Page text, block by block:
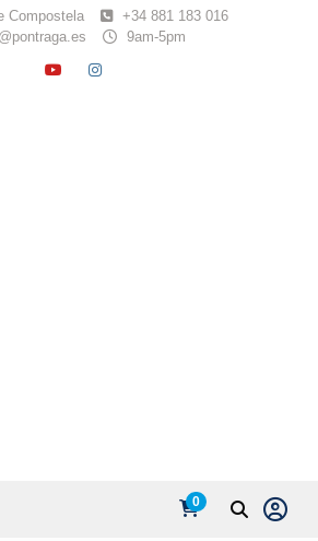
Compostela
+34 881 183 016
9am-5pm
YOUTUBE
INSTAGRAM
0